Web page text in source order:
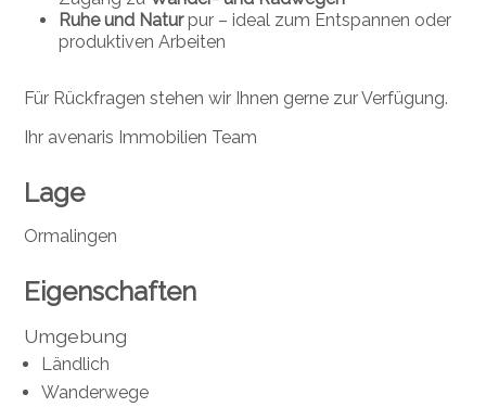
Ruhe und Naturpur – ideal zum Entspannen oder
produktiven Arbeiten
Für Rückfragen stehen wir Ihnen gerne zur Verfügung.
Ihr avenaris Immobilien Team
Lage
Ormalingen
Eigenschaften
Umgebung
Ländlich
Wanderwege